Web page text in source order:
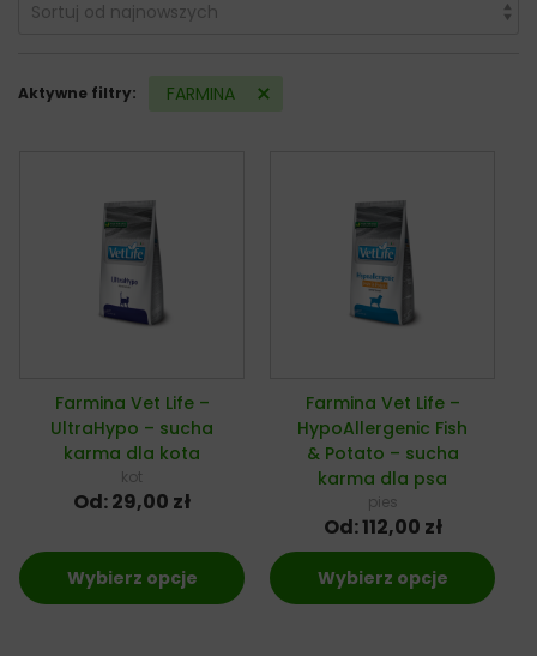
Aktywne filtry: FARMINA
Farmina Vet Life –
UltraHypo – sucha
karma dla kota
kot
Od:29,00 zł
Wybierz opcje
Farmina Vet Life –
HypoAllergenic Fish
& Potato – sucha
karma dla psa
pies
Od:112,00 zł
Wybierz opcje